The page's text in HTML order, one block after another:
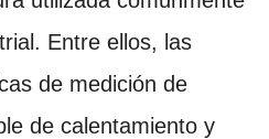
Entre ellos, las
de medición de
de calentamiento y